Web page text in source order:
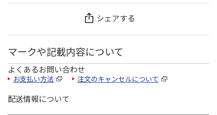
シェアする
マークや記載内容について
よくあるお問い合わせ
お支払い方法 注文のキャンセルについて
配送情報について